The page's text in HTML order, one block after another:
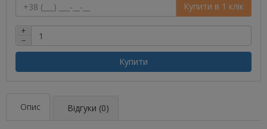
Купити в 1 клік
+
−
Купити
Опис Відгуки (0)